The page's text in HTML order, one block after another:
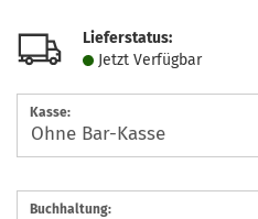
Lieferstatus:
Jetzt Verfügbar
Kasse:
Buchhaltung: